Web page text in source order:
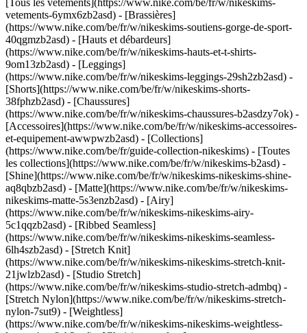
[Tous les vêtements](https://www.nike.com/be/fr/w/nikeskims-
vetements-6ymx6zb2asd) - [Brassières]
(https://www.nike.com/be/fr/w/nikeskims-soutiens-gorge-de-sport-
40qgmzb2asd) - [Hauts et débardeurs]
(https://www.nike.com/be/fr/w/nikeskims-hauts-et-t-shirts-
9om13zb2asd) - [Leggings]
(https://www.nike.com/be/fr/w/nikeskims-leggings-29sh2zb2asd) -
[Shorts](https://www.nike.com/be/fr/w/nikeskims-shorts-
38fphzb2asd) - [Chaussures]
(https://www.nike.com/be/fr/w/nikeskims-chaussures-b2asdzy7ok) -
[Accessoires](https://www.nike.com/be/fr/w/nikeskims-accessoires-
et-equipement-awwpwzb2asd) - [Collections]
(https://www.nike.com/be/fr/guide-collection-nikeskims) - [Toutes
les collections](https://www.nike.com/be/fr/w/nikeskims-b2asd) -
[Shine](https://www.nike.com/be/fr/w/nikeskims-nikeskims-shine-
aq8qbzb2asd) - [Matte](https://www.nike.com/be/fr/w/nikeskims-
nikeskims-matte-5s3enzb2asd) - [Airy]
(https://www.nike.com/be/fr/w/nikeskims-nikeskims-airy-
5c1qqzb2asd) - [Ribbed Seamless]
(https://www.nike.com/be/fr/w/nikeskims-nikeskims-seamless-
6lh4szb2asd) - [Stretch Knit]
(https://www.nike.com/be/fr/w/nikeskims-nikeskims-stretch-knit-
21jwlzb2asd) - [Studio Stretch]
(https://www.nike.com/be/fr/w/nikeskims-studio-stretch-admbq) -
[Stretch Nylon](https://www.nike.com/be/fr/w/nikeskims-stretch-
nylon-7sut9) - [Weightless]
(https://www.nike.com/be/fr/w/nikeskims-nikeskims-weightless-